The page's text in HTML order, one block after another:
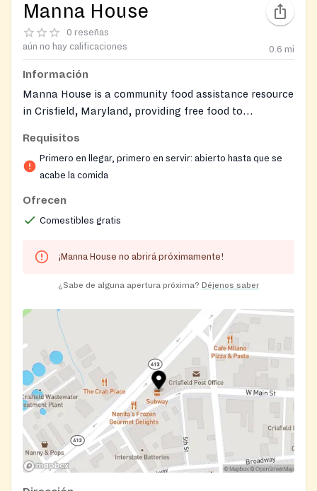
Manna House
0 reseñas
aún no hay calificaciones
0.6 mi
Información
Manna House is a community food assistance resource
in Crisfield, Maryland, providing free food to
Hayes Diggs, Jr. as the Manna House Central Food
Pantry. Walk-ins are accepted.
Requisitos
Primero en llegar, primero en servir: abierto hasta que se
acabe la comida
Ofrecen
Comestibles gratis
¡Manna House no abrirá próximamente!
¿Sabe de alguna apertura próxima? Déjenos saber